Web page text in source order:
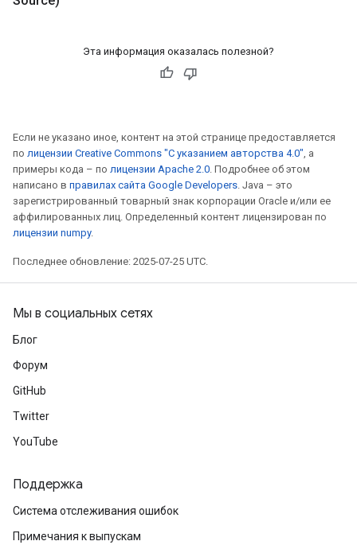
Эта информация оказалась полезной?
Если не указано иное, контент на этой странице предоставляется
по лицензии Creative Commons "С указанием авторства 4.0", а
примеры кода – по лицензии Apache 2.0. Подробнее об этом
написано в правилах сайта Google Developers. Java – это
зарегистрированный товарный знак корпорации Oracle и/или ее
аффилированных лиц. Определенный контент лицензирован по
лицензии numpy.
Последнее обновление: 2025-07-25 UTC.
Мы в социальных сетях
Блог
Форум
GitHub
Twitter
YouTube
Поддержка
Система отслеживания ошибок
Примечания к выпускам